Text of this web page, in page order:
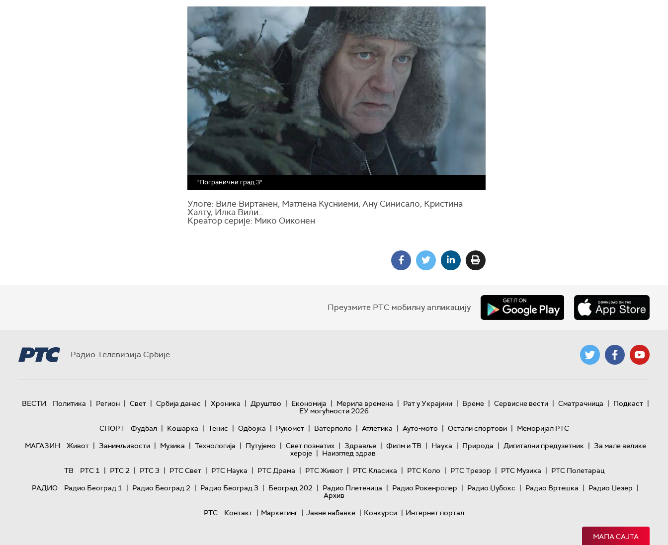
"Погранични град 3"
Улоге: Виле Виртанен, Матлена Кусниеми, Ану Синисало, Кристина
Халту, Илка Вили…
Креатор серије: Мико Оиконен
Преузмите РТС мобилну апликацију
Радио Телевизија Србије
ВЕСТИ Политика | Регион | Свет | Србија данас | Хроника | Друштво | Економија | Мерила времена | Рат у Украјини | Време | Сервисне вести | Сматрачница | Подкаст |
ЕУ могућности 2026
СПОРТ
Фудбал | Кошарка | Тенис | Одбојка | Рукомет | Ватерполо | Атлетика | Ауто-мото | Остали спортови | Меморијал РТС
МАГАЗИН
Живот | Занимљивости | Музика | Технологијa | Путујемо | Свет познатих | Здравље | Филм и ТВ | Наука | Природа | Дигитални предузетник | За мале велике
хероје | Наизглед здрав
ТВ
РТС 1 | РТС 2 | РТС 3 | РТС Свет | РТС Наука | РТС Драма | РТС Живот | РТС Класика | РТС Коло | РТС Трезор | РТС Музика | РТС Полетарац
РАДИО
Радио Београд 1 | Радио Београд 2 | Радио Београд 3 | Београд 202 | Радио Плетеница | Радио Рокенролер | Радио Џубокс | Радио Вртешка | Радио Џезер |
Архив
РТС
Контакт | Маркетинг | Јавне набавке | Конкурси | Интернет портал
МАПА САЈТА